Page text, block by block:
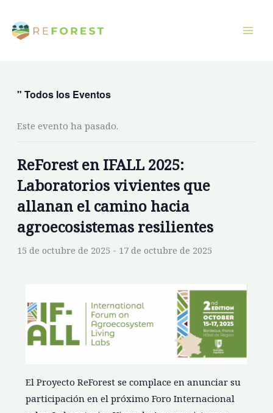
contenido
" Todos los Eventos
Este evento ha pasado.
ReForest en IFALL 2025:
Laboratorios vivientes que
allanan el camino hacia
agroecosistemas resilientes
15 de octubre de 2025 - 17 de octubre de 2025
El Proyecto ReForest se complace en anunciar su
participación en el próximo Foro Internacional